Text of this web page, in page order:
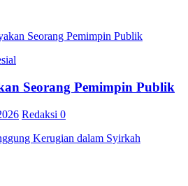
Seorang Pemimpin Publik
Redaksi 0